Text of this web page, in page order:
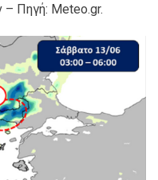
Πηγή: Meteo.gr.